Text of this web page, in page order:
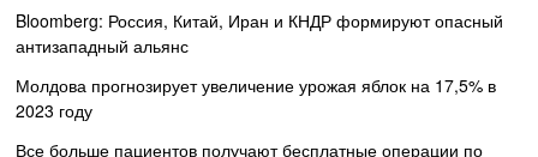
Bloomberg: Россия, Китай, Иран и КНДР формируют опасный
антизападный альянс
Молдова прогнозирует увеличение урожая яблок на 17,5% в
2023 году
Все больше пациентов получают бесплатные операции по